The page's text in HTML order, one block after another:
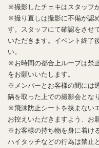
※撮影したチェキはスタッフ
※撮り直しは撮影に不備が認
す。スタッフにて確認をさせ
いただきます。イベント終了
い。
※お時間の都合上ループは禁
をお願いいたします。
※メンバーとお客様の間には
隔を取った上での撮影会とな
※飛沫防止シートを挟まない
お控えいただきますよう、お
※お客様の持ち物を身に着け
ハイタッチなどの行為は禁止